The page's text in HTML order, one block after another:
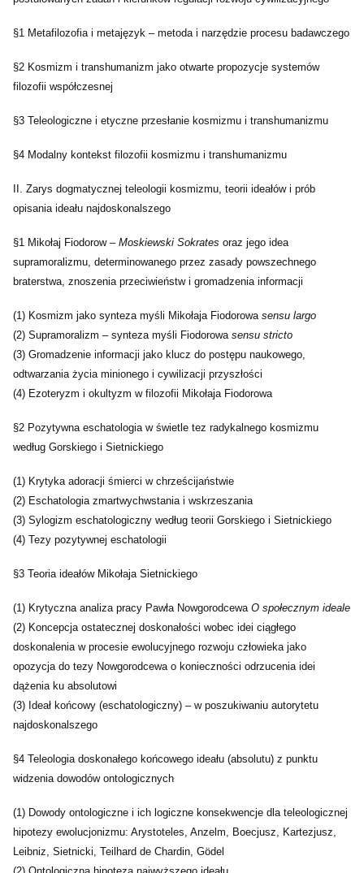
§1 Metafilozofia i metajęzyk – metoda i narzędzie procesu badawczego
§2 Kosmizm i transhumanizm jako otwarte propozycje systemów
filozofii współczesnej
§3 Teleologiczne i etyczne przesłanie kosmizmu i transhumanizmu
§4 Modalny kontekst filozofii kosmizmu i transhumanizmu
II. Zarys dogmatycznej teleologii kosmizmu, teorii ideałów i prób
opisania ideału najdoskonalszego
§1 Mikołaj Fiodorow – Moskiewski Sokrates oraz jego idea
supramoralizmu, determinowanego przez zasady powszechnego
braterstwa, znoszenia przeciwieństw i gromadzenia informacji
(1) Kosmizm jako synteza myśli Mikołaja Fiodorowa sensu largo
(2) Supramoralizm – synteza myśli Fiodorowa sensu stricto
(3) Gromadzenie informacji jako klucz do postępu naukowego,
odtwarzania życia minionego i cywilizacji przyszłości
(4) Ezoteryzm i okultyzm w filozofii Mikołaja Fiodorowa
§2 Pozytywna eschatologia w świetle tez radykalnego kosmizmu
według Gorskiego i Sietnickiego
(1) Krytyka adoracji śmierci w chrześcijaństwie
(2) Eschatologia zmartwychwstania i wskrzeszania
(3) Sylogizm eschatologiczny według teorii Gorskiego i Sietnickiego
(4) Tezy pozytywnej eschatologii
§3 Teoria ideałów Mikołaja Sietnickiego
(1) Krytyczna analiza pracy Pawła Nowgorodcewa O społecznym ideale
(2) Koncepcja ostatecznej doskonałości wobec idei ciągłego
doskonalenia w procesie ewolucyjnego rozwoju człowieka jako
opozycja do tezy Nowgorodcewa o konieczności odrzucenia idei
dążenia ku absolutowi
(3) Ideał końcowy (eschatologiczny) – w poszukiwaniu autorytetu
najdoskonalszego
§4 Teleologia doskonałego końcowego ideału (absolutu) z punktu
widzenia dowodów ontologicznych
(1) Dowody ontologiczne i ich logiczne konsekwencje dla teleologicznej
hipotezy ewolucjonizmu: Arystoteles, Anzelm, Boecjusz, Kartezjusz,
Leibniz, Sietnicki, Teilhard de Chardin, Gödel